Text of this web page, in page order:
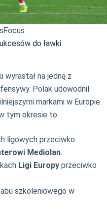
do ławki
wyrastał na jedną z
Polak udowodnił
markami w Europie.
tym okresie to:
ligowych przeciwko
Mediolan.
Ligi Europy przeciwko
szkoleniowego w